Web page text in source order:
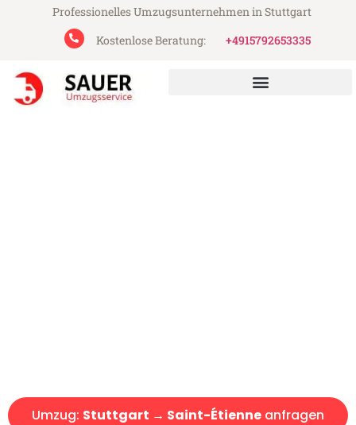
Professionelles Umzugsunternehmen in Stuttgart
Kostenlose Beratung:
+4915792653335
Umzug: Stuttgart → Saint-Étienne anfragen